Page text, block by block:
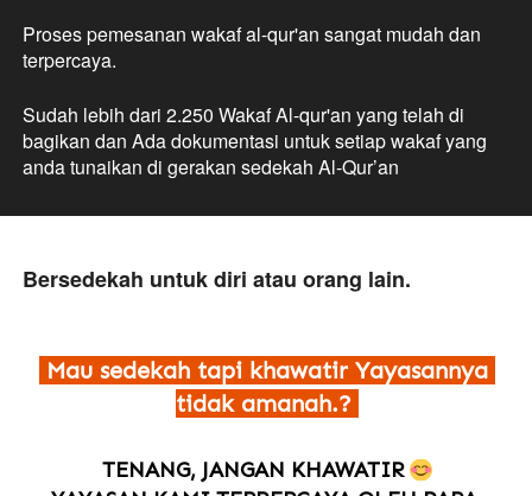
Proses pemesanan wakaf al-qur'an sangat mudah dan
terpercaya.
Sudah lebih dari 2.250 Wakaf Al-qur'an yang telah di
bagikan dan Ada dokumentasi untuk setiap wakaf yang
anda tunaikan di gerakan sedekah Al-Qur’an
Bersedekah untuk diri atau orang lain.
Mau sedekah tapi khawatir Yayasannya
tidak amanah.?
TENANG, JANGAN KHAWATIR